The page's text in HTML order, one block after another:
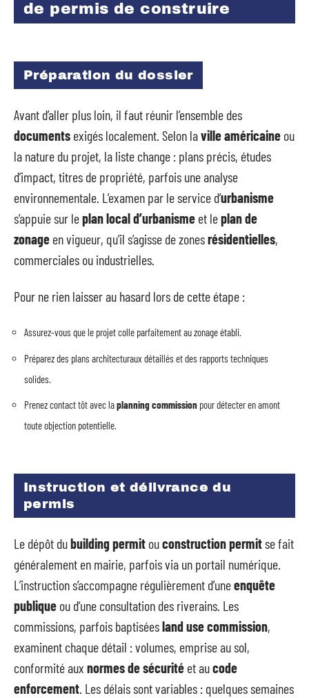
de permis de construire
Préparation du dossier
Avant d’aller plus loin, il faut réunir l’ensemble des
documents exigés localement. Selon laville américaine ou
la nature du projet, la liste change : plans précis, études
d’impact, titres de propriété, parfois une analyse
environnementale. L’examen par le service d’urbanisme
s’appuie sur leplan local d’urbanisme et leplan de
zonage en vigueur, qu’il s’agisse de zonesrésidentielles,
commerciales ou industrielles.
Pour ne rien laisser au hasard lors de cette étape :
Assurez-vous que le projet colle parfaitement au zonage établi.
Préparez des plans architecturaux détaillés et des rapports techniques
solides.
Prenez contact tôt avec laplanning commission pour détecter en amont
toute objection potentielle.
Instruction et délivrance du
permis
Le dépôt dubuilding permit ouconstruction permitse fait
généralement en mairie, parfois via un portail numérique.
L’instruction s’accompagne régulièrement d’uneenquête
publique ou d’une consultation des riverains. Les
commissions, parfois baptiséesland use commission,
examinent chaque détail : volumes, emprise au sol,
conformité aux normes de sécurité et aucode
enforcement. Les délais sont variables : quelques semaines